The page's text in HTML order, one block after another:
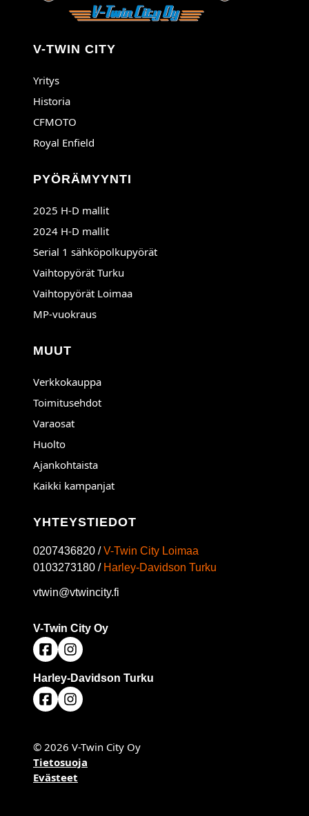
V-TWIN CITY
Yritys
Historia
CFMOTO
Royal Enfield
PYÖRÄMYYNTI
2025 H-D mallit
2024 H-D mallit
Serial 1 sähköpolkupyörät
Vaihtopyörät Turku
Vaihtopyörät LoimaaAvautuu uuteen ikkunaan
MP-vuokraus
MUUT
Verkkokauppa
Toimitusehdot
Varaosat
Huolto
Ajankohtaista
Kaikki kampanjat
YHTEYSTIEDOT
0207436820 /V-Twin City Loimaa
0103273180 / Harley-Davidson Turku
vtwin@vtwincity.fi
V-Twin City Oy
Harley-Davidson Turku
© 2026 V-Twin City Oy
Tietosuoja
Evästeet